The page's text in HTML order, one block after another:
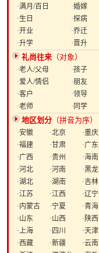
·满月/百日
·婚嫁
·生日
·探病
·开业
·乔迁
·升学
·晋升
礼尚往来 （对象）
·老人/父母
·孩子
·爱人/情侣
·朋友
·客户
·领导
·老师
·同学
地区划分 （拼音为序）
·安徽 ·北京
·重庆
·福建
·甘肃
·广东
·广西
·贵州
·海南
·河北
·河南
·黑
·湖北
·湖南
·吉林
·江苏
·江西
·辽宁
·内蒙古
·宁夏
·青海
·山东
·山西
·陕西
·上海
·四川
·天津
·西藏
·新疆
·云南